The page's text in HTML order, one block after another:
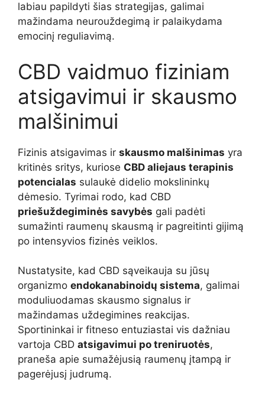
labiau papildyti šias strategijas, galimai
mažindama neurouždegimą ir palaikydama
emocinį reguliavimą.
CBD vaidmuo fiziniam
atsigavimui ir skausmo
malšinimui
Fizinis atsigavimas ir skausmo malšinimas yra
kritinės sritys, kuriose CBD aliejaus terapinis
potencialas sulaukė didelio mokslininkų
dėmesio. Tyrimai rodo, kad CBD
priešuždegiminės savybės gali padėti
sumažinti raumenų skausmą ir pagreitinti gijimą
po intensyvios fizinės veiklos.
Nustatysite, kad CBD sąveikauja su jūsų
organizmo endokanabinoidų sistema, galimai
moduliuodamas skausmo signalus ir
mažindamas uždegimines reakcijas.
Sportininkai ir fitneso entuziastai vis dažniau
vartoja CBD atsigavimui po treniruotės,
praneša apie sumažėjusią raumenų įtampą ir
pagerėjusį judrumą.